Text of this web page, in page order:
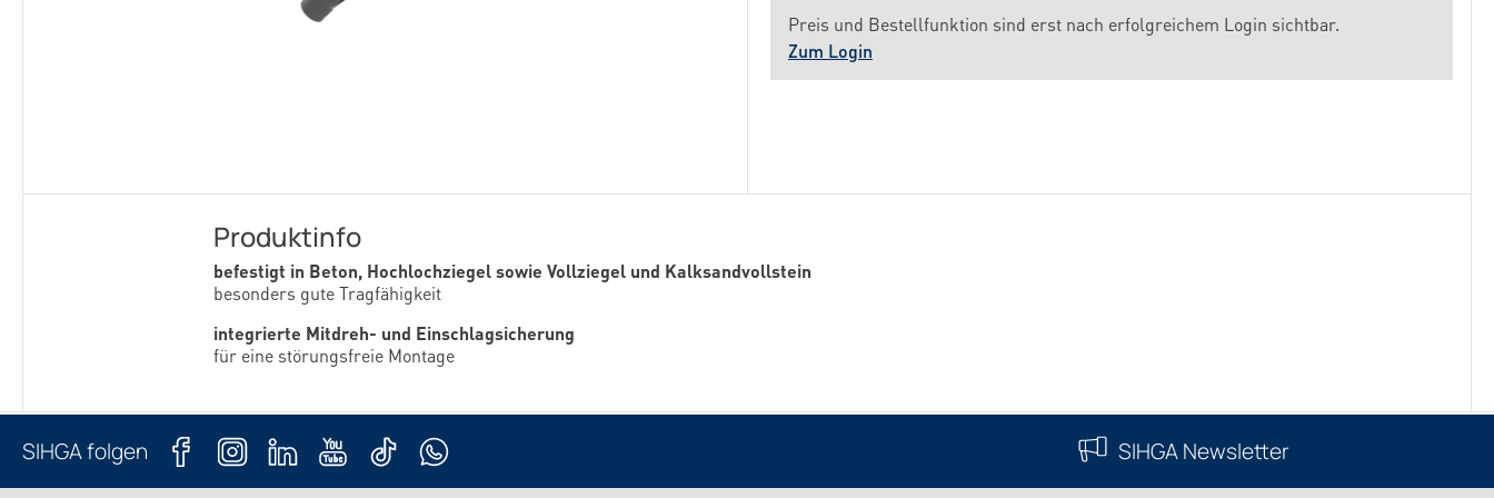
Preis und Bestellfunktion sind erst nach erfolgreichem Login sichtbar.
Zum Login
Produktinfo
befestigt in Beton, Hochlochziegel sowie Vollziegel und Kalksandvollstein
besonders gute Tragfähigkeit
integrierte Mitdreh- und Einschlagsicherung
für eine störungsfreie Montage
SIHGA folgen SIHGA Newsletter